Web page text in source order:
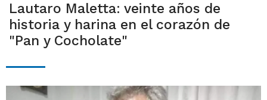
Lautaro Maletta: veinte años de
historia y harina en el corazón de
"Pan y Cocholate"